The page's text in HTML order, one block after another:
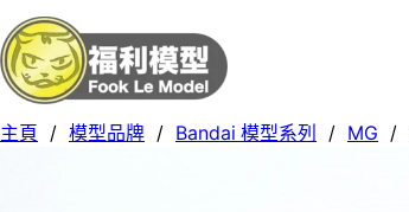
主頁 / 模型品牌 / Bandai 模型系列 / MG /